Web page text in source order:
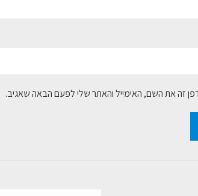
זה את השם, האימייל והאתר שלי לפעם הבאה שאגיב.